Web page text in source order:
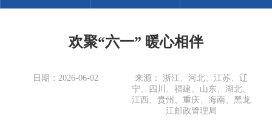
欢聚“六一” 暖心相伴
日期：2026-06-02
来源： 浙江、河北、江苏、辽
宁、四川、福建、山东、湖北、
江西、贵州、重庆、海南、黑龙
江邮政管理局